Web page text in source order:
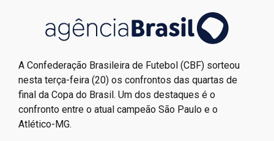
A Confederação Brasileira de Futebol (CBF) sorteou
nesta terça-feira (20) os confrontos das quartas de
final da Copa do Brasil. Um dos destaques é o
confronto entre o atual campeão São Paulo e o
Atlético-MG.